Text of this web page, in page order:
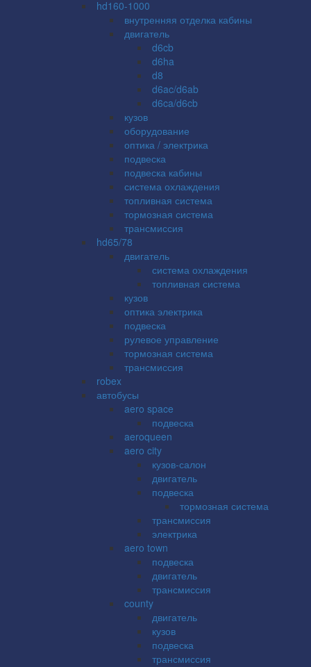
hd160-1000
внутренняя отделка кабины
двигатель
d6cb
d6ha
d8
d6ac/d6ab
d6ca/d6cb
кузов
оборудование
оптика / электрика
подвеска
подвеска кабины
система охлаждения
топливная система
тормозная система
трансмиссия
hd65/78
двигатель
система охлаждения
топливная система
кузов
оптика электрика
подвеска
рулевое управление
тормозная система
трансмиссия
robex
автобусы
aero space
подвеска
aeroqueen
aero city
кузов-салон
двигатель
подвеска
тормозная система
трансмиссия
электрика
aero town
подвеска
двигатель
трансмиссия
county
двигатель
кузов
подвеска
трансмиссия